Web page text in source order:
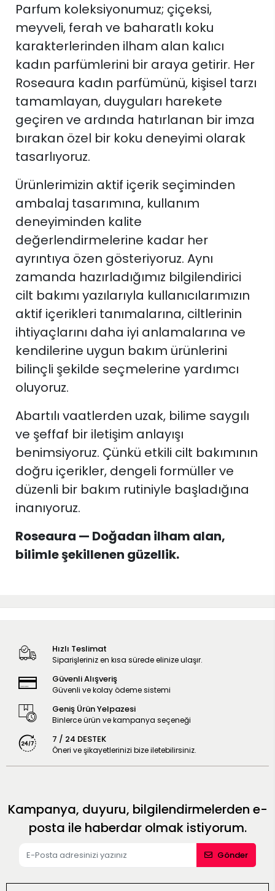
Parfum koleksiyonumuz; çiçeksi,
meyveli, ferah ve baharatlı koku
karakterlerinden ilham alan kalıcı
kadın parfümlerini bir araya getirir. Her
Roseaura kadın parfümünü, kişisel tarzı
tamamlayan, duyguları harekete
geçiren ve ardında hatırlanan bir imza
bırakan özel bir koku deneyimi olarak
tasarlıyoruz.
Ürünlerimizin aktif içerik seçiminden
ambalaj tasarımına, kullanım
deneyiminden kalite
değerlendirmelerine kadar her
ayrıntıya özen gösteriyoruz. Aynı
zamanda hazırladığımız bilgilendirici
cilt bakımı yazılarıyla kullanıcılarımızın
aktif içerikleri tanımalarına, ciltlerinin
ihtiyaçlarını daha iyi anlamalarına ve
kendilerine uygun bakım ürünlerini
bilinçli şekilde seçmelerine yardımcı
oluyoruz.
Abartılı vaatlerden uzak, bilime saygılı
ve şeffaf bir iletişim anlayışı
benimsiyoruz. Çünkü etkili cilt bakımının
doğru içerikler, dengeli formüller ve
düzenli bir bakım rutiniyle başladığına
inanıyoruz.
Roseaura — Doğadan ilham alan,
bilimle şekillenen güzellik.
Hızlı Teslimat
Siparişleriniz en kısa sürede elinize ulaşır.
Güvenli Alışveriş
Güvenli ve kolay ödeme sistemi
Geniş Ürün Yelpazesi
Binlerce ürün ve kampanya seçeneği
7 / 24 DESTEK
Öneri ve şikayetlerinizi bize iletebilirsiniz.
Kampanya, duyuru, bilgilendirmelerden e-
posta ile haberdar olmak istiyorum.
Gönder